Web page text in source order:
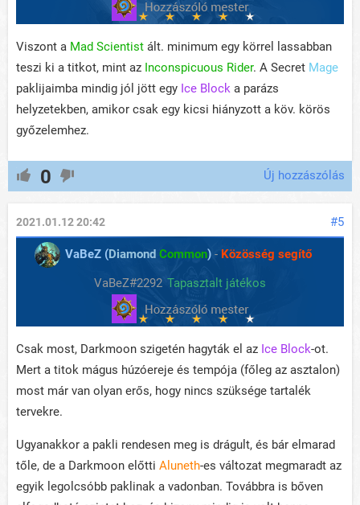
Viszont a Mad Scientist ált. minimum egy körrel lassabban
teszi ki a titkot, mint az Inconspicuous Rider. A Secret Mage
paklijaimba mindig jól jött egy Ice Block a parázs
helyzetekben, amikor csak egy kicsi hiányzott a köv. körös
győzelemhez.
0 Új hozzászólás
#5
2021.01.12 20:42
VaBeZ (Diamond Common) - Közösség segítő
VaBeZ#2292 Tapasztalt játékos
Csak most, Darkmoon szigetén hagyták el az Ice Block-ot.
Mert a titok mágus húzóereje és tempója (főleg az asztalon)
most már van olyan erős, hogy nincs szüksége tartalék
tervekre.
Ugyanakkor a pakli rendesen meg is drágult, és bár elmarad
tőle, de a Darkmoon előtti Aluneth-es változat megmaradt az
egyik legolcsóbb paklinak a vadonban. Továbbra is bőven